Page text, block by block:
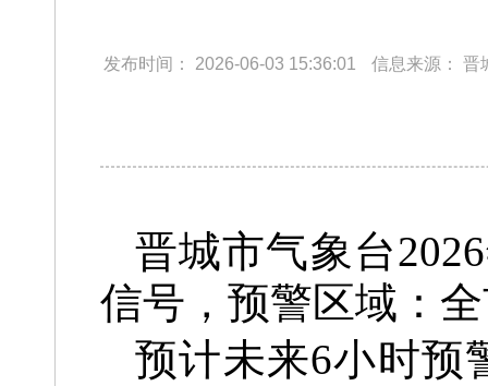
发布时间： 2026-06-03 15:36:01 信息来源： 晋
晋城市气象台
信号，预警区域：
预计未来6小时预